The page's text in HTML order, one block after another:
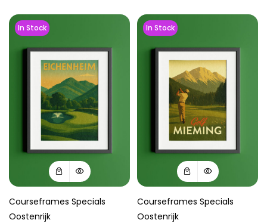
In Stock
Courseframes Specials
Oostenrijk
In Stock
Courseframes Specials
Oostenrijk